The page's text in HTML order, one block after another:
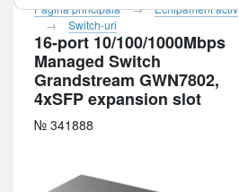
Pagina principală
Echipament activ
Switch-uri
16-port 10/100/1000Mbps
Managed Switch
Grandstream GWN7802,
4xSFP expansion slot
№ 341888